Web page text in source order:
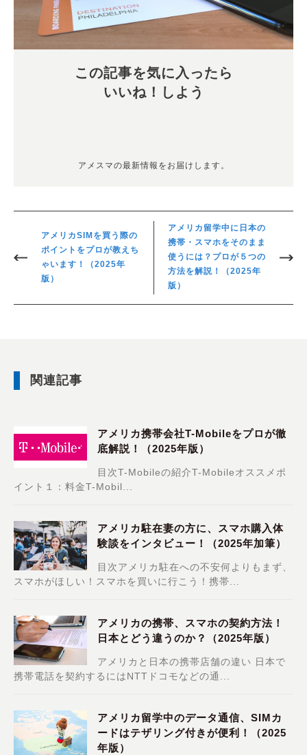
この記事を気に入ったら
いいね！しよう
アメスマの最新情報をお届けします。
アメリカSIMを買う際の
ポイントをプロが教えち
ゃいます！（2025年
版）
アメリカ留学中に日本の
携帯・スマホをそのまま
使うには？プロが５つの
方法を解説！（2025年
版）
関連記事
アメリカ携帯会社T-Mobileをプロが徹
底解説！（2025年版）
目次T-Mobileの紹介T-Mobileオススメポ
イント１：料金T-Mobil...
アメリカ駐在妻の方に、スマホ購入体
験談をインタビュー！（2025年加筆）
目次アメリカ駐在への不安何よりもまず、
スマホがほしい！スマホを買いに行こう！携帯...
アメリカの携帯、スマホの契約方法！
日本とどう違うのか？（2025年版）
アメリカと日本の携帯店舗の違い 日本で
携帯電話を契約するにはNTTドコモなどの通...
アメリカ留学中のデータ通信、SIMカ
ードはテザリング付きが便利！（2025
年版）